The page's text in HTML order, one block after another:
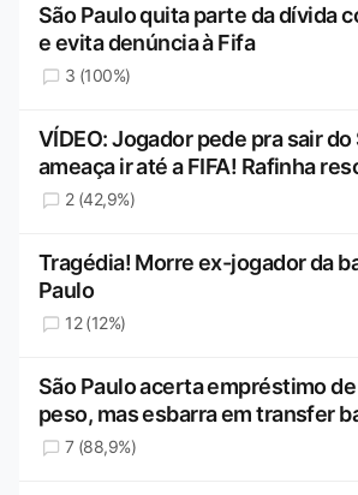
São Paulo quita parte da dívida
e evita denúncia à Fifa
3 (100%)
VÍDEO: Jogador pede pra sair do
ameaça ir até a FIFA! Rafinha
2 (42,9%)
Tragédia! Morre ex-jogador da
Paulo
12 (12%)
São Paulo acerta empréstimo
peso, mas esbarra em transfer
7 (88,9%)